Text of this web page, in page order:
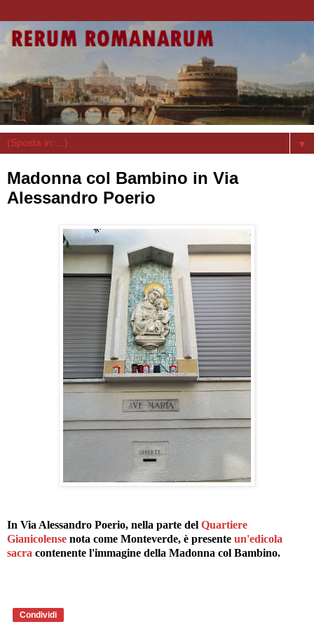
▼
Madonna col Bambino in Via
Alessandro Poerio
In Via Alessandro Poerio, nella parte del Quartiere
Gianicolense nota come Monteverde, è presente un'edicola
sacra contenente l'immagine della Madonna col Bambino.
Condividi